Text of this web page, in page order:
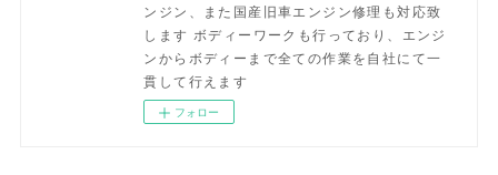
ンジン、また国産旧車エンジン修理も対応致
します ボディーワークも行っており、エンジ
ンからボディーまで全ての作業を自社にて一
貫して行えます
フォロー